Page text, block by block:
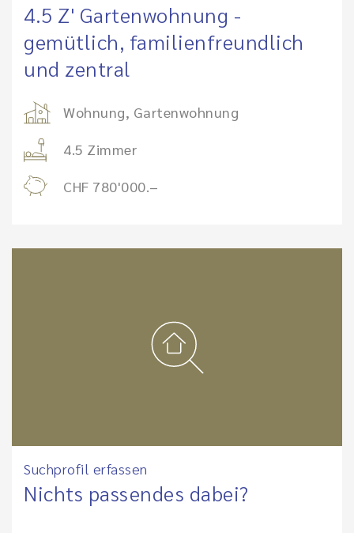
4.5 Z' Gartenwohnung -
gemütlich, familienfreundlich
und zentral
Wohnung, Gartenwohnung
4.5 Zimmer
CHF 780'000.–
Suchprofil erfassen
Nichts passendes dabei?